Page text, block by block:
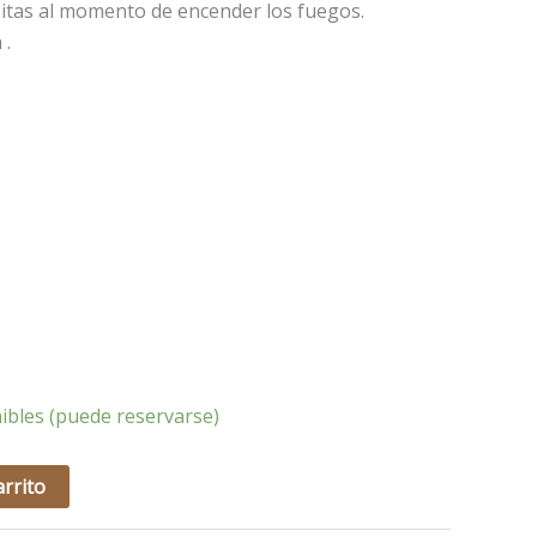
al momento de encender los fuegos.
(puede reservarse)